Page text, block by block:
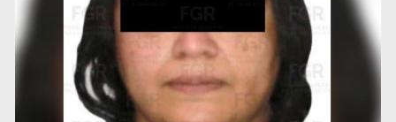
Cae en Zapopan prófugo estadounidense buscado por
Interpol